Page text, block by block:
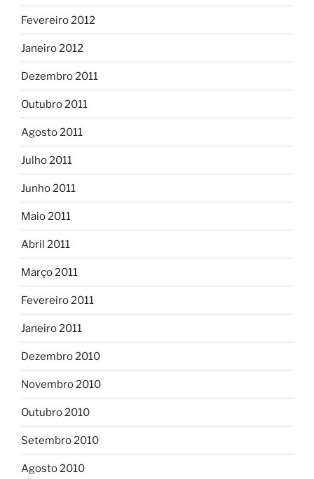
Fevereiro 2012
Janeiro 2012
Dezembro 2011
Outubro 2011
Agosto 2011
Julho 2011
Junho 2011
Maio 2011
Abril 2011
Março 2011
Fevereiro 2011
Janeiro 2011
Dezembro 2010
Novembro 2010
Outubro 2010
Setembro 2010
Agosto 2010